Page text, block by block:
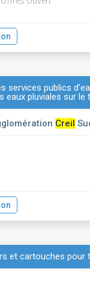
services publics
eaux pluviales sur
Creil
et cartouches pour